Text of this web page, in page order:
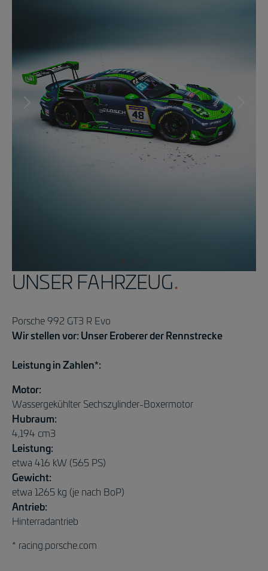
UNSER FAHRZEUG
Porsche 992 GT3 R Evo
Wir stellen vor: Unser Eroberer der Rennstrecke
Leistung in Zahlen*:
Motor:
Wassergekühlter Sechszylinder-Boxermotor
Hubraum:
4,194 cm3
Leistung:
etwa 416 kW (565 PS)
Gewicht:
etwa 1265 kg (je nach BoP)
Antrieb:
Hinterradantrieb
* racing.porsche.com